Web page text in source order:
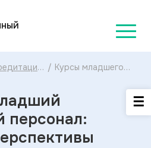
/ Курсы младшего
обучение уходу за
персонал: